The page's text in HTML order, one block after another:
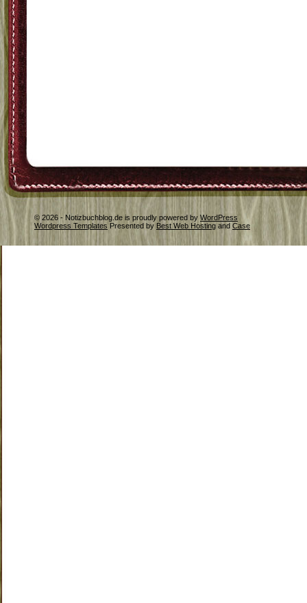
© 2026 - Notizbuchblog.de is proudly powered by WordPress
Wordpress Templates Presented by Best Web Hosting and Case